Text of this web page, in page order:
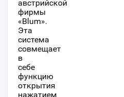
австрийской
фирмы
«Blum».
Эта
система
совмещает
в
себе
функцию
открытия
нажатием